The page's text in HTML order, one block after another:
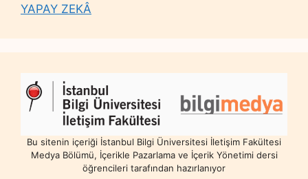
YAPAY ZEKÂ
Bu sitenin içeriği İstanbul Bilgi Üniversitesi İletişim Fakültesi
Medya Bölümü, İçerikle Pazarlama ve İçerik Yönetimi dersi
öğrencileri tarafından hazırlanıyor